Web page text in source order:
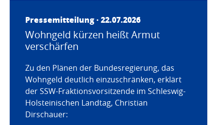
Pressemitteilung · 22.07.2026
Wohngeld kürzen heißt Armut
verschärfen
Zu den Plänen der Bundesregierung, das
Wohngeld deutlich einzuschränken, erklärt
der SSW-Fraktionsvorsitzende im Schleswig-
Holsteinischen Landtag, Christian
Dirschauer: